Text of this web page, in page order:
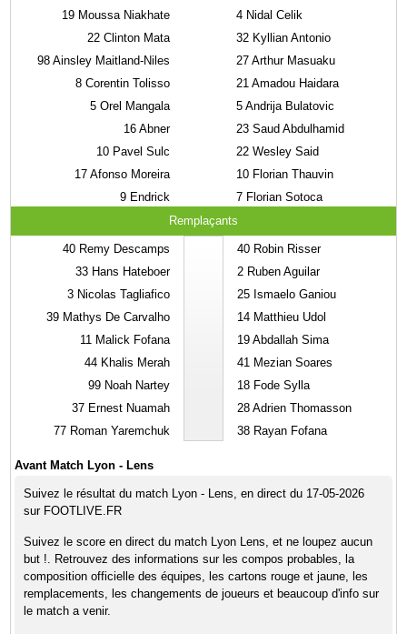
19 Moussa Niakhate
22 Clinton Mata
98 Ainsley Maitland-Niles
8 Corentin Tolisso
5 Orel Mangala
16 Abner
10 Pavel Sulc
17 Afonso Moreira
9 Endrick
4 Nidal Celik
32 Kyllian Antonio
27 Arthur Masuaku
21 Amadou Haidara
5 Andrija Bulatovic
23 Saud Abdulhamid
22 Wesley Said
10 Florian Thauvin
7 Florian Sotoca
Remplaçants
40 Remy Descamps
33 Hans Hateboer
3 Nicolas Tagliafico
39 Mathys De Carvalho
11 Malick Fofana
44 Khalis Merah
99 Noah Nartey
37 Ernest Nuamah
77 Roman Yaremchuk
40 Robin Risser
2 Ruben Aguilar
25 Ismaelo Ganiou
14 Matthieu Udol
19 Abdallah Sima
41 Mezian Soares
18 Fode Sylla
28 Adrien Thomasson
38 Rayan Fofana
Avant Match Lyon - Lens
Suivez le résultat du match Lyon - Lens, en direct du 17-05-2026
sur FOOTLIVE.FR
Suivez le score en direct du match Lyon Lens, et ne loupez aucun
but !. Retrouvez des informations sur les compos probables, la
composition officielle des équipes, les cartons rouge et jaune, les
remplacements, les changements de joueurs et beaucoup d'info sur
le match a venir.